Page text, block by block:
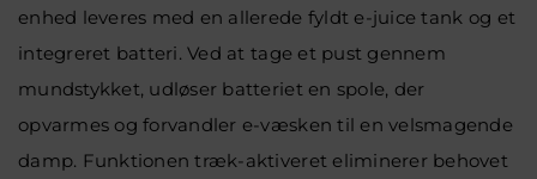
enhed leveres med en allerede fyldt e-juice tank og et
integreret batteri. Ved at tage et pust gennem
mundstykket, udløser batteriet en spole, der
opvarmes og forvandler e-væsken til en velsmagende
damp. Funktionen træk-aktiveret eliminerer behovet